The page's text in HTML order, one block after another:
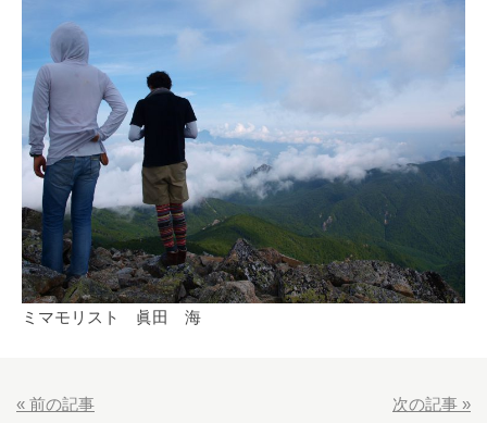
ミマモリスト 眞田 海
« 前の記事 次の記事 »